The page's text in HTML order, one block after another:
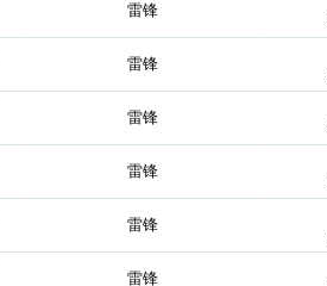
雷锋
雷锋
雷锋
雷锋
雷锋
雷锋